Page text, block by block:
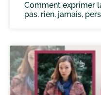
Comment exprimer
pas, rien, jamais,